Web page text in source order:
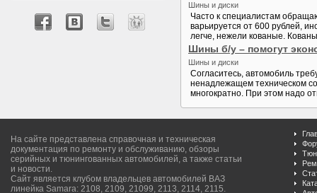
Шины и диски
Часто к специалистам
варьируется от 600 рублей,
легче, нежели кованые.
Шины б/у – помогут
Шины и диски
Согласитесь, автомобиль
ненадлежащем техническом
многократно. При этом надо
На сайте представлена справочная и техническая
документация по ремонту и обслуживанию, обзоры
серийных и тюнингованных автомобилей, а также статьи
и новости.
Сайт является клубом владельцев автомобилей ВАЗ
линейка Samara: 2108, 2109, 21099, 2113, 2114, 2115.